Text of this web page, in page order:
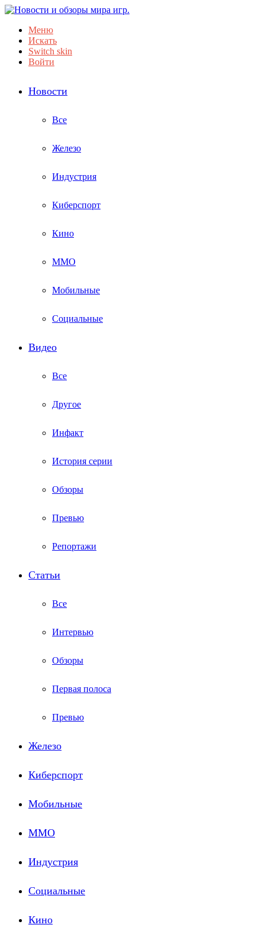
Меню
Искать
Switch skin
Войти
Новости
Все
Железо
Индустрия
Киберспорт
Кино
ММО
Мобильные
Социальные
Видео
Все
Другое
Инфакт
История серии
Обзоры
Превью
Репортажи
Статьи
Все
Интервью
Обзоры
Первая полоса
Превью
Железо
Киберспорт
Мобильные
ММО
Индустрия
Социальные
Кино